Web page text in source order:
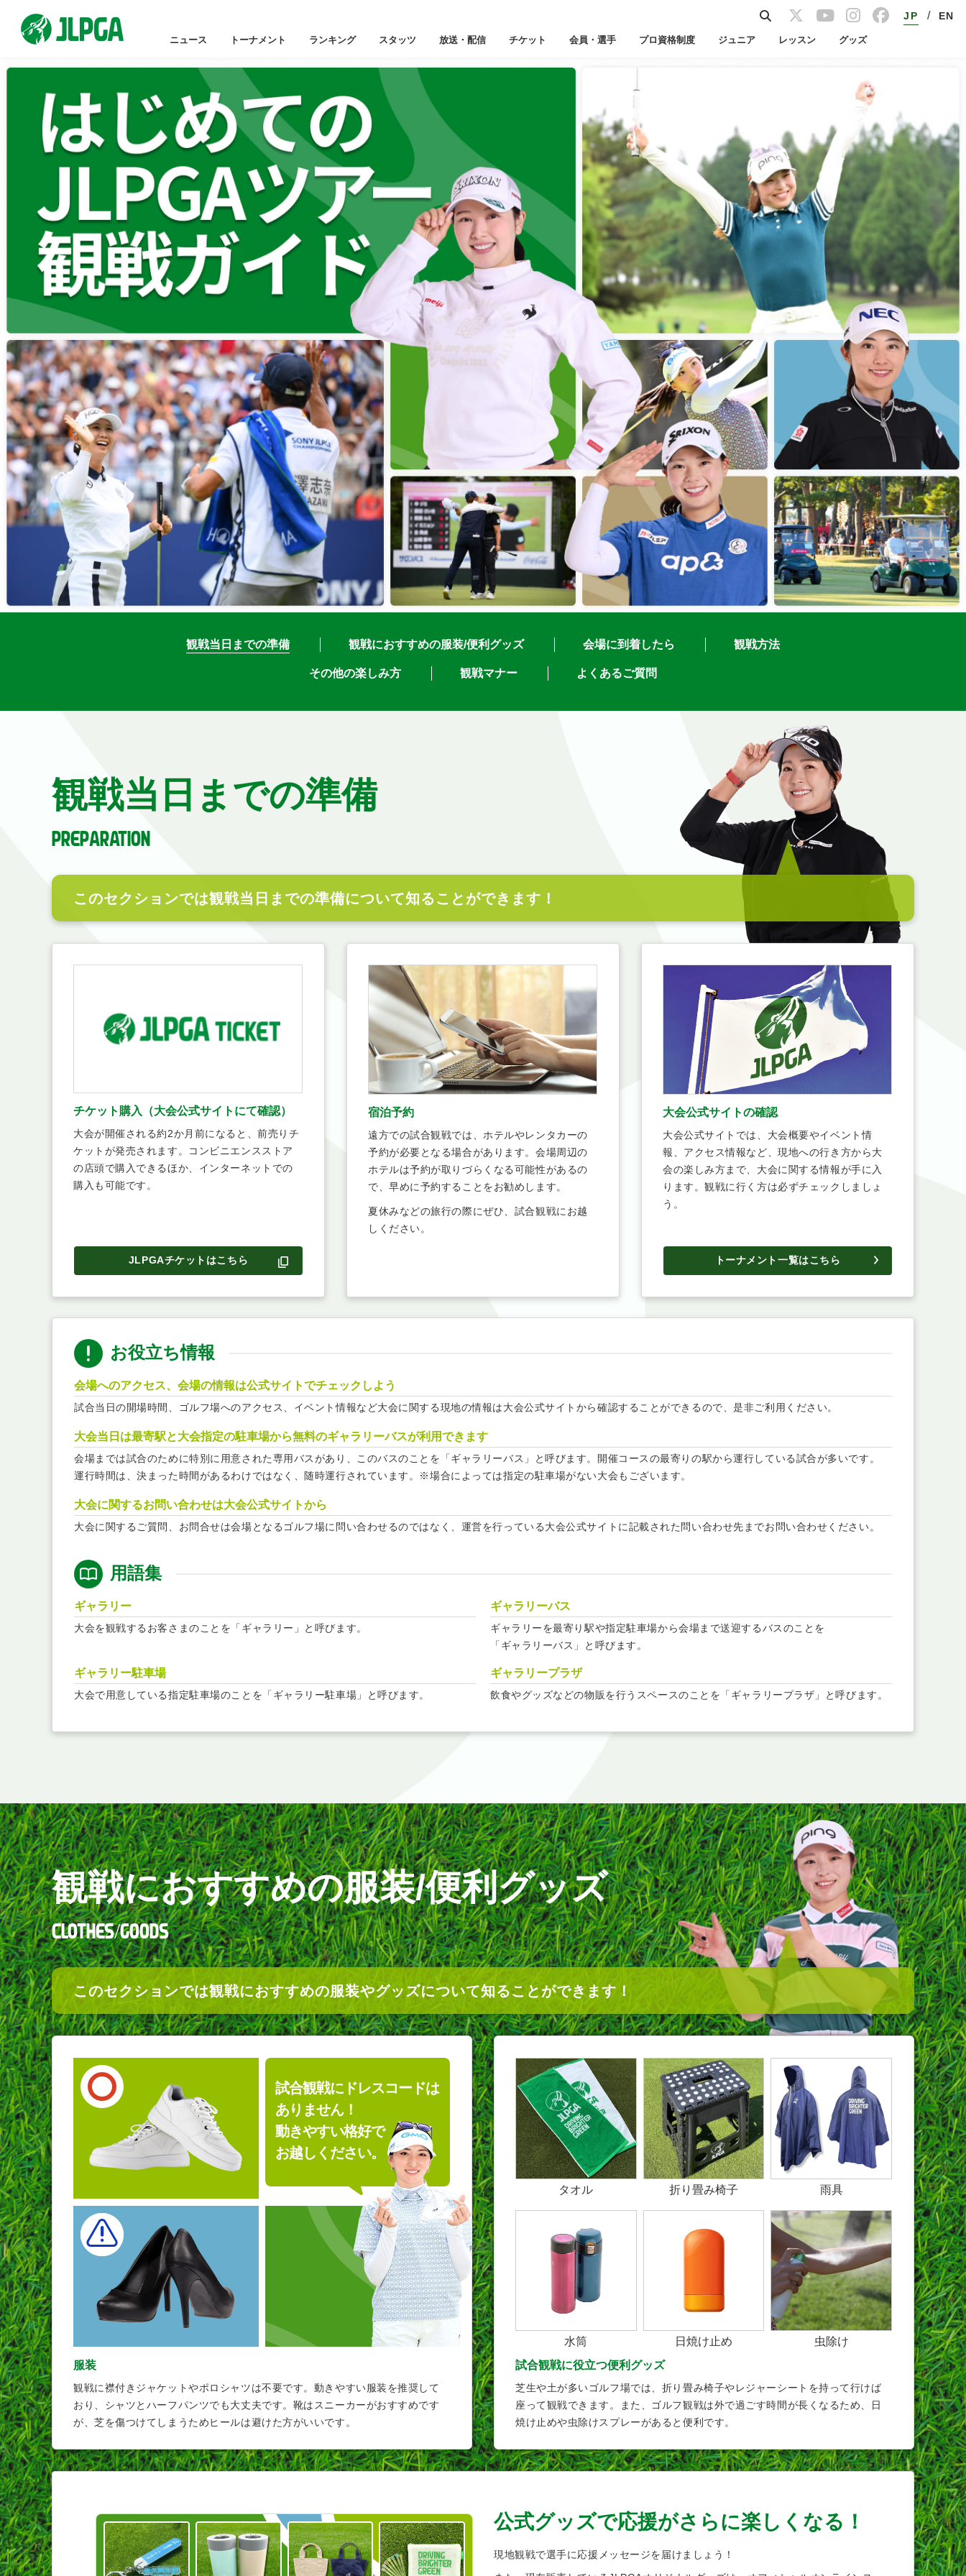
JP / EN
ニュース トーナメント ランキング スタッツ 放送・配信 チケット 会員・選手 プロ資格制度 ジュニア レッスン グッズ
観戦当日までの準備 観戦におすすめの服装/便利グッズ 会場に到着したら 観戦方法
その他の楽しみ方 観戦マナー よくあるご質問
観戦当日までの準備
PREPARATION
このセクションでは観戦当日までの準備について知ることができます！
チケット購入（大会公式サイトにて確認）
大会が開催される約2か月前になると、前売りチ
ケットが発売されます。コンビニエンスストア
の店頭で購入できるほか、インターネットでの
購入も可能です。
JLPGAチケットはこちら
宿泊予約
遠方での試合観戦では、ホテルやレンタカーの
予約が必要となる場合があります。会場周辺の
ホテルは予約が取りづらくなる可能性があるの
で、早めに予約することをお勧めします。
夏休みなどの旅行の際にぜひ、試合観戦にお越
しください。
大会公式サイトの確認
大会公式サイトでは、大会概要やイベント情
報、アクセス情報など、現地への行き方から大
会の楽しみ方まで、大会に関する情報が手に入
ります。観戦に行く方は必ずチェックしましょ
う。
トーナメント一覧はこちら
お役立ち情報
会場へのアクセス、会場の情報は公式サイトでチェックしよう
試合当日の開場時間、ゴルフ場へのアクセス、イベント情報など大会に関する現地の情報は大会公式サイトから確認することができるので、是非ご利用ください。
大会当日は最寄駅と大会指定の駐車場から無料のギャラリーバスが利用できます
会場までは試合のために特別に用意された専用バスがあり、このバスのことを「ギャラリーバス」と呼びます。開催コースの最寄りの駅から運行している試合が多いです。
運行時間は、決まった時間があるわけではなく、随時運行されています。※場合によっては指定の駐車場がない大会もございます。
大会に関するお問い合わせは大会公式サイトから
大会に関するご質問、お問合せは会場となるゴルフ場に問い合わせるのではなく、運営を行っている大会公式サイトに記載された問い合わせ先までお問い合わせください。
用語集
ギャラリー
大会を観戦するお客さまのことを「ギャラリー」と呼びます。
ギャラリーバス
ギャラリーを最寄り駅や指定駐車場から会場まで送迎するバスのことを
「ギャラリーバス」と呼びます。
ギャラリー駐車場
大会で用意している指定駐車場のことを「ギャラリー駐車場」と呼びます。
ギャラリープラザ
飲食やグッズなどの物販を行うスペースのことを「ギャラリープラザ」と呼びます。
観戦におすすめの服装/便利グッズ
CLOTHES/GOODS
このセクションでは観戦におすすめの服装やグッズについて知ることができます！
試合観戦にドレスコードは
ありません！
動きやすい格好で
お越しください。
服装
観戦に襟付きジャケットやポロシャツは不要です。動きやすい服装を推奨して
おり、シャツとハーフパンツでも大丈夫です。靴はスニーカーがおすすめです
が、芝を傷つけてしまうためヒールは避けた方がいいです。
タオル 折り畳み椅子 雨具
水筒 日焼け止め
虫除け
試合観戦に役立つ便利グッズ
芝生や土が多いゴルフ場では、折り畳み椅子やレジャーシートを持って行けば
座って観戦できます。また、ゴルフ観戦は外で過ごす時間が長くなるため、日
焼け止めや虫除けスプレーがあると便利です。
公式グッズで応援がさらに楽しくなる！
現地観戦で選手に応援メッセージを届けましょう！